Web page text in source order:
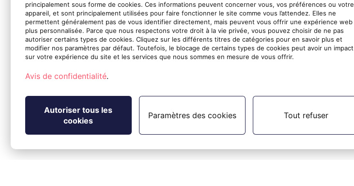
principalement sous forme de cookies. Ces informations peuvent concerner vous, vos préférences ou votre
appareil, et sont principalement utilisées pour faire fonctionner le site comme vous l’attendez. Elles ne
permettent généralement pas de vous identifier directement, mais peuvent vous offrir une expérience web
plus personnalisée. Parce que nous respectons votre droit à la vie privée, vous pouvez choisir de ne pas
autoriser certains types de cookies. Cliquez sur les différents titres de catégories pour en savoir plus et
modifier nos paramètres par défaut. Toutefois, le blocage de certains types de cookies peut avoir un impact
sur votre expérience du site et les services que nous sommes en mesure de vous offrir.
Avis de confidentialité.
Autoriser tous les
cookies
Paramètres des cookies Tout refuser